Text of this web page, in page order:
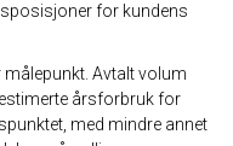
for kundens
Avtalt volum
årsforbruk for
med mindre annet